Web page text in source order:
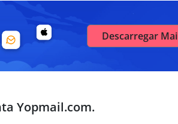
Descarregar
Yopmail.com.